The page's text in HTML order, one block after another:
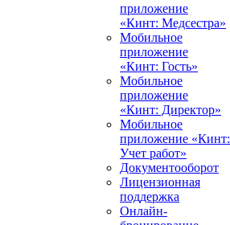
приложение
«Кинт: Медсестра»
Мобильное
приложение
«Кинт: Гость»
Мобильное
приложение
«Кинт: Директор»
Мобильное
приложение «Кинт:
Учет работ»
Документооборот
Лицензионная
поддержка
Онлайн-